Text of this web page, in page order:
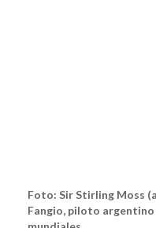
Foto: Sir Stirling Moss
Fangio, piloto